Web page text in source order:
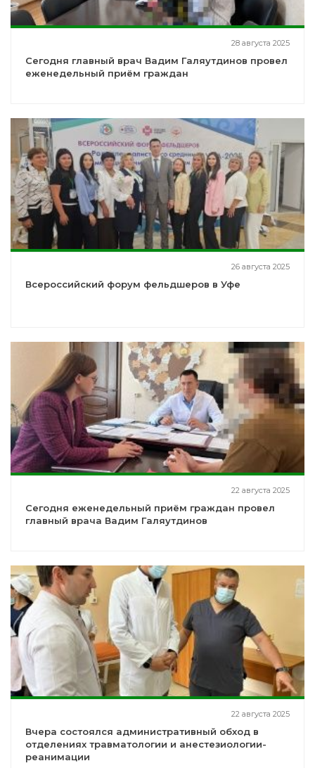
28 августа 2025
Сегодня главный врач Вадим Галяутдинов провел
еженедельный приём граждан
26 августа 2025
Всероссийский форум фельдшеров в Уфе
22 августа 2025
Сегодня еженедельный приём граждан провел
главный врача Вадим Галяутдинов
22 августа 2025
Вчера состоялся административный обход в
отделениях травматологии и анестезиологии-
реанимации